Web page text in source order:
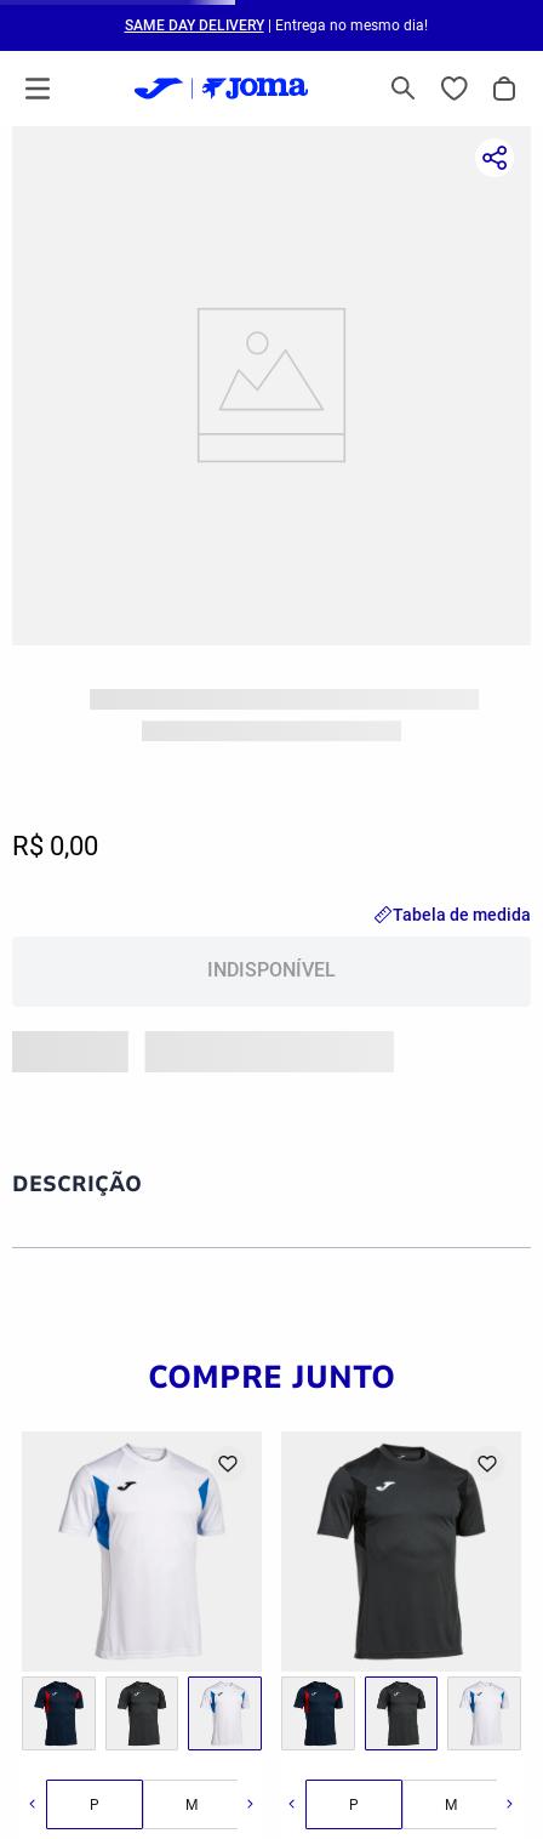
SAME DAY DELIVERY| Entrega no mesmo dia!
R$ 0,00
Tabela de medida
INDISPONÍVEL
DESCRIÇÃO
COMPRE JUNTO
GG 2GG/3G
P M G P M